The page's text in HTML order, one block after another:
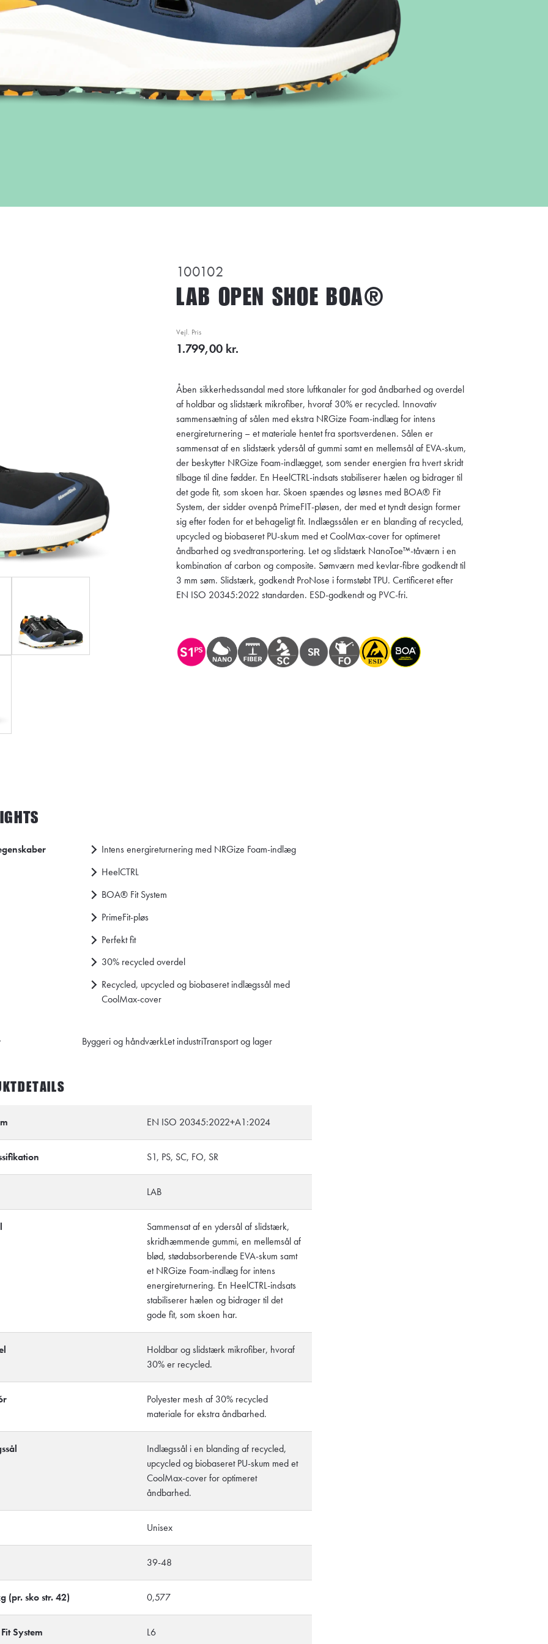
100102
LAB OPEN SHOE BOA®
Vejl. Pris
1.799,00 kr.
Åben sikkerhedssandal med store luftkanaler for god åndbarhed og overdel
af holdbar og slidstærk mikrofiber, hvoraf 30% er recycled. Innovativ
sammensætning af sålen med ekstra NRGize Foam-indlæg for intens
energireturnering – et materiale hentet fra sportsverdenen. Sålen er
sammensat af en slidstærk ydersål af gummi samt en mellemsål af EVA-skum,
der beskytter NRGize Foam-indlægget, som sender energien fra hvert skridt
tilbage til dine fødder. En HeelCTRL-indsats stabiliserer hælen og bidrager til
det gode fit, som skoen har. Skoen spændes og løsnes med BOA® Fit
System, der sidder ovenpå PrimeFIT-pløsen, der med et tyndt design former
sig efter foden for et behageligt fit. Indlægssålen er en blanding af recycled,
upcycled og biobaseret PU-skum med et CoolMax-cover for optimeret
åndbarhed og svedtransportering. Let og slidstærk NanoToe™-tåværn i en
kombination af carbon og composite. Sømværn med kevlar-fibre godkendt til
3 mm søm. Slidstærk, godkendt ProNose i formstøbt TPU. Certificeret efter
EN ISO 20345:2022 standarden. ESD-godkendt og PVC-fri.
Intens energireturnering med NRGize Foam-indlæg
HeelCTRL
BOA® Fit System
PrimeFit-pløs
Perfekt fit
30% recycled overdel
Recycled, upcycled og biobaseret indlægssål med
CoolMax-cover
Byggeri og håndværkLet industriTransport og lager
EN ISO 20345:2022+A1:2024
S1, PS, SC, FO, SR
LAB
Sammensat af en ydersål af slidstærk,
skridhæmmende gummi, en mellemsål af
blød, stødabsorberende EVA-skum samt
et NRGize Foam-indlæg for intens
energireturnering. En HeelCTRL-indsats
stabiliserer hælen og bidrager til det
gode fit, som skoen har.
Holdbar og slidstærk mikrofiber, hvoraf
30% er recycled.
Polyester mesh af 30% recycled
materiale for ekstra åndbarhed.
Indlægssål i en blanding af recycled,
upcycled og biobaseret PU-skum med et
CoolMax-cover for optimeret
åndbarhed.
Unisex
39-48
(pr. sko str. 42) 0,577
System L6